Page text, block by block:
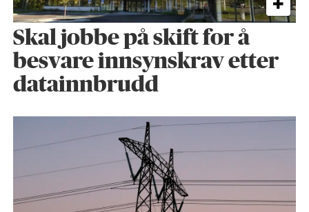
Skal jobbe på skift for å
besvare innsynskrav etter
datainnbrudd